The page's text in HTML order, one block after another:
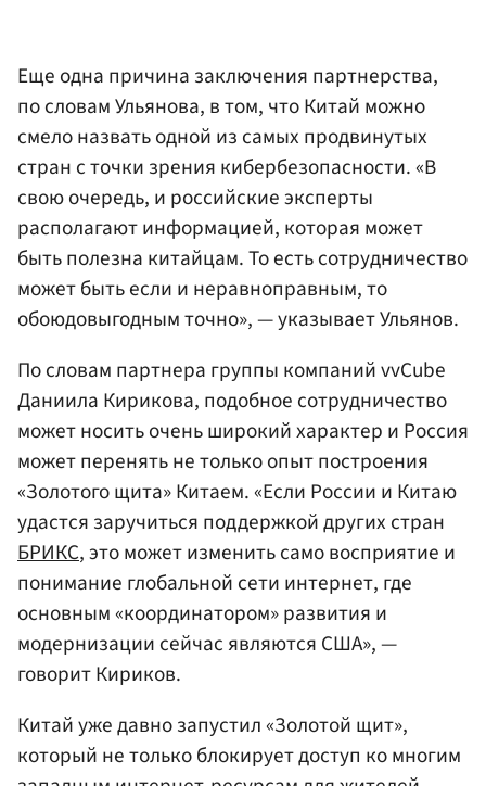
Еще одна причина заключения партнерства,
по словам Ульянова, в том, что Китай можно
смело назвать одной из самых продвинутых
стран с точки зрения кибербезопасности. «В
свою очередь, и российские эксперты
располагают информацией, которая может
быть полезна китайцам. То есть сотрудничество
может быть если и неравноправным, то
обоюдовыгодным точно», — указывает Ульянов.
По словам партнера группы компаний vvCube
Даниила Кирикова, подобное сотрудничество
может носить очень широкий характер и Россия
может перенять не только опыт построения
«Золотого щита» Китаем. «Если России и Китаю
удастся заручиться поддержкой других стран
БРИКС, это может изменить само восприятие и
понимание глобальной сети интернет, где
основным «координатором» развития и
модернизации сейчас являются США», —
говорит Кириков.
Китай уже давно запустил «Золотой щит»,
который не только блокирует доступ ко многим